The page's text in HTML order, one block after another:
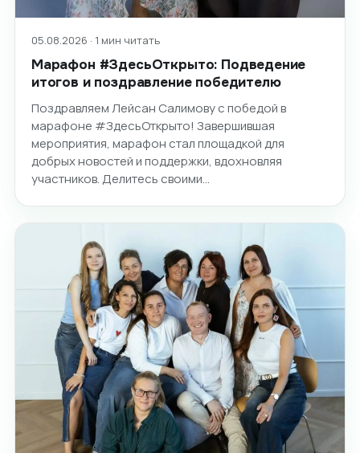
05.08.2026 · 1 мин читать
Марафон #ЗдесьОткрыто: Подведение
итогов и поздравление победителю
Поздравляем Лейсан Салимову с победой в
марафоне #ЗдесьОткрыто! Завершившая
мероприятия, марафон стал площадкой для
добрых новостей и поддержки, вдохновляя
участников. Делитесь своими…